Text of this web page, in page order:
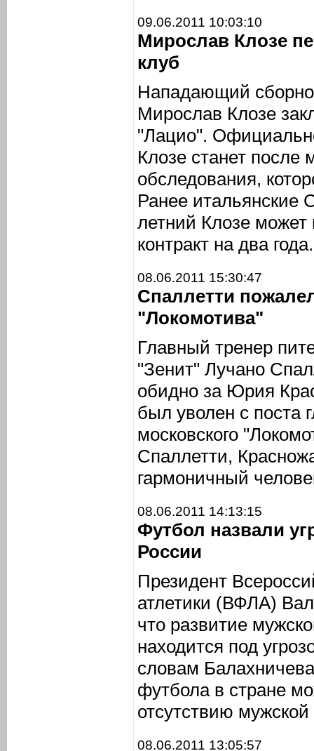
09.06.2011 10:03:10
Мирослав Клозе
клуб
Нападающий
Мирослав Клозе
"Лацио".
Клозе станет после
обследования,
Ранее
летний Клозе может
контракт на два года.
08.06.2011 15:30:47
Спаллетти
"Локомотива"
Главный тренер
"Зенит" Лучано
обидно за Юрия
был уволен с поста
московского
Спаллетти,
гармоничный
08.06.2011 14:13:15
Футбол назвали
России
Президент
атлетики (ВФЛА)
что развитие
находится под
словам
футбола в стране
отсутствию мужской
08.06.2011 13:05:57